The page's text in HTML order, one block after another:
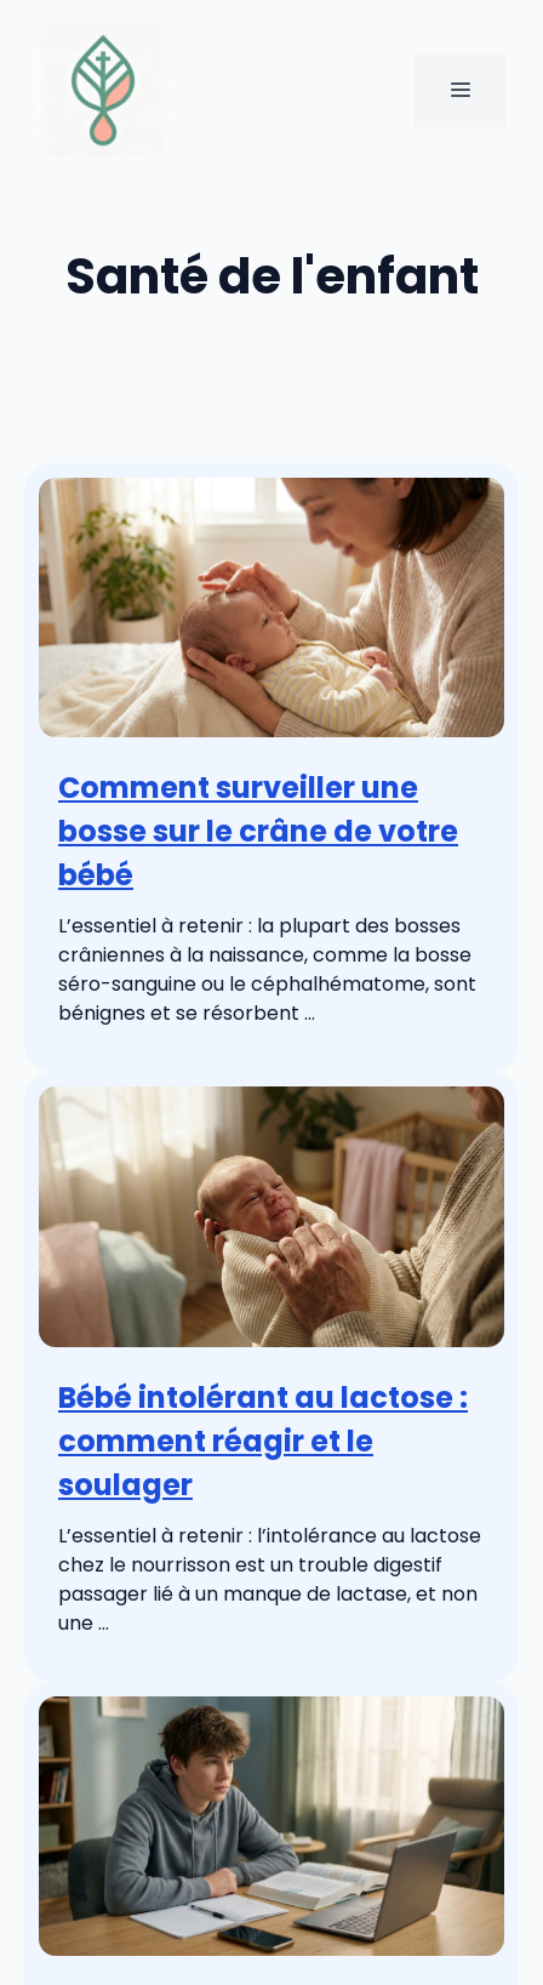
contenu
MENU
Santé de l'enfant
Comment surveiller une
bosse sur le crâne de votre
bébé
L’essentiel à retenir : la plupart des bosses
crâniennes à la naissance, comme la bosse
séro-sanguine ou le céphalhématome, sont
bénignes et se résorbent ...
Bébé intolérant au lactose :
comment réagir et le
soulager
L’essentiel à retenir : l’intolérance au lactose
chez le nourrisson est un trouble digestif
passager lié à un manque de lactase, et non
une ...